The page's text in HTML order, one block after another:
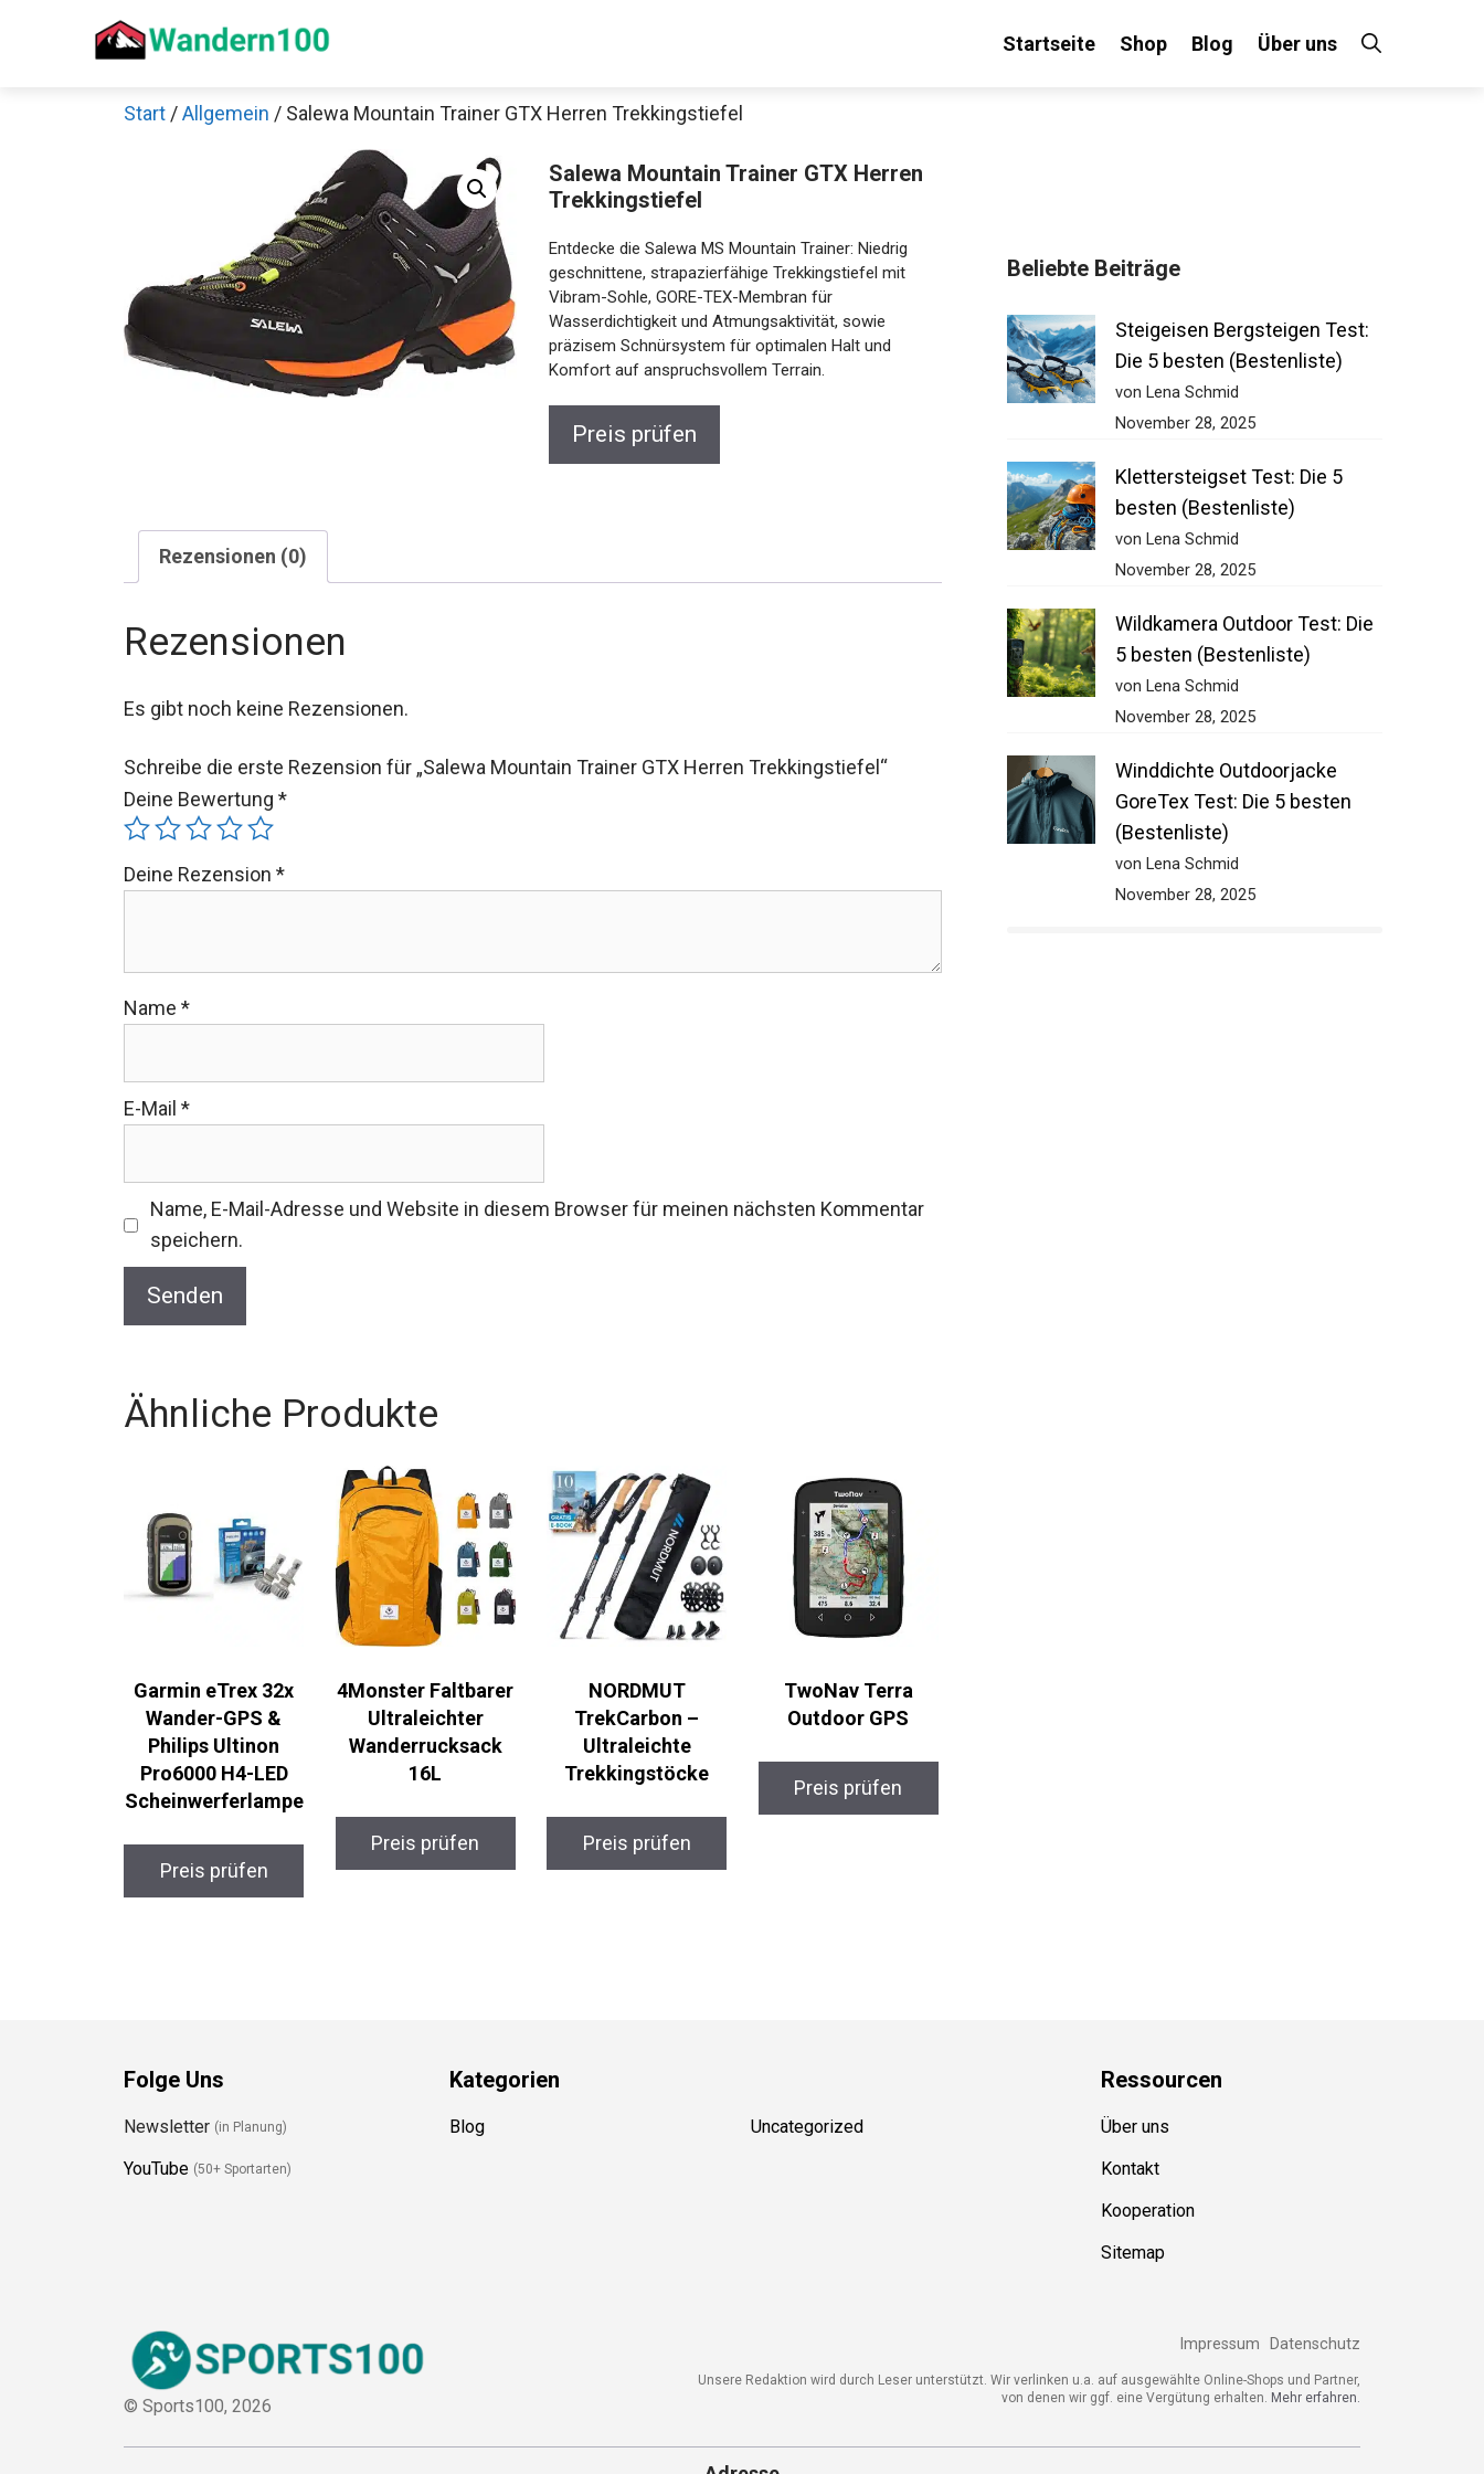
Startseite Shop Blog Über uns
Start /Allgemein / Salewa Mountain Trainer GTX Herren Trekkingstiefel
Salewa Mountain Trainer GTX Herren
Trekkingstiefel
Entdecke die Salewa MS Mountain Trainer: Niedrig
geschnittene, strapazierfähige Trekkingstiefel mit
Vibram-Sohle, GORE-TEX-Membran für
Wasserdichtigkeit und Atmungsaktivität, sowie
präzisem Schnürsystem für optimalen Halt und
Komfort auf anspruchsvollem Terrain.
Preis prüfen
Rezensionen (0)
Rezensionen
Es gibt noch keine Rezensionen.
Schreibe die erste Rezension für „Salewa Mountain Trainer GTX Herren Trekkingstiefel“
Deine Bewertung *
Deine Rezension *
Name *
E-Mail *
Name, E-Mail-Adresse und Website in diesem Browser für meinen nächsten Kommentar
speichern.
Ähnliche Produkte
Garmin eTrex 32x
Wander-GPS &
Philips Ultinon
Pro6000 H4-LED
Scheinwerferlampe
Preis prüfen
4Monster Faltbarer
Ultraleichter
Wanderrucksack
16L
Preis prüfen
NORDMUT
TrekCarbon –
Ultraleichte
Trekkingstöcke
Preis prüfen
TwoNav Terra
Outdoor GPS
Preis prüfen
Beliebte Beiträge
Steigeisen Bergsteigen Test:
Die 5 besten (Bestenliste)
von Lena Schmid
November 28, 2025
Klettersteigset Test: Die 5
besten (Bestenliste)
von Lena Schmid
November 28, 2025
Wildkamera Outdoor Test: Die
5 besten (Bestenliste)
von Lena Schmid
November 28, 2025
Winddichte Outdoorjacke
GoreTex Test: Die 5 besten
(Bestenliste)
von Lena Schmid
November 28, 2025
Folge Uns
Newsletter (in Planung)
YouTube (50+ Sportarten)
Kategorien
Blog Uncategorized
Ressourcen
Über uns
Kontakt
Kooperation
Sitemap
© Sports100, 2026
Impressum Datenschutz
Unsere Redaktion wird durch Leser unterstützt. Wir verlinken u.a. auf ausgewählte Online-Shops und Partner,
von denen wir ggf. eine Vergütung erhalten. Mehr erfahren.